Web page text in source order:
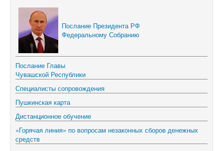
Послание Президента РФ
Федеральному Собранию
Послание Главы
Чувашской Республики
Специалисты сопровождения
Пушкинская карта
Дистанционное обучение
«Горячая линия» по вопросам незаконных сборов денежных
средств